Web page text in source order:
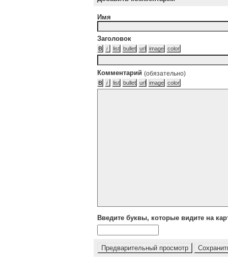
Имя
Заголовок
Комментарий (обязательно)
Введите буквы, которые видите на